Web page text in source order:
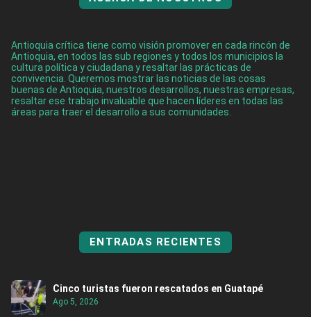
Antioquia crítica tiene como visión promover en cada rincón de
Antioquia, en todos las sub regiones y todos los municipios la
cultura política y ciudadana y resaltar las prácticas de
convivencia. Queremos mostrar las noticias de las cosas
buenas de Antioquia, nuestros desarrollos, nuestras empresas,
resaltar ese trabajo invaluable que hacen líderes en todas las
áreas para traer el desarrollo a sus comunidades.
ENTRADAS RECIENTES
Cinco turistas fueron rescatados en Guatapé
Ago 5, 2026